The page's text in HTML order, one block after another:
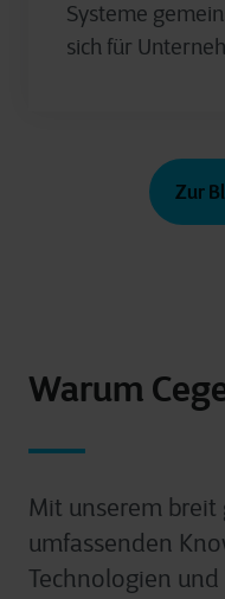
Zur
Systeme
sich für
Warum
Mit unserem
umfassenden
Technologien